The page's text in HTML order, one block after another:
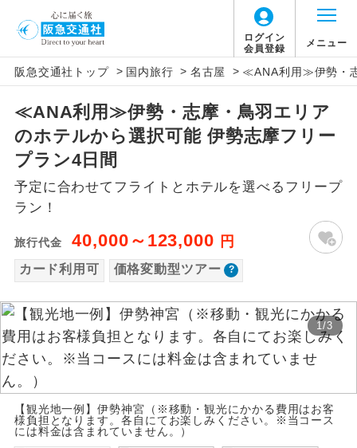
ログイン
会員登録
メニュー
阪急交通社トップ > 国内旅行 > 名古屋 > ≪ANA利用≫伊勢・
≪ANA利用≫伊勢・志摩・鳥羽エリア
のホテルから選択可能 伊勢志摩フリー
プラン4日間
予定に合わせてフライトとホテルを選べるフリープ
ラン！
旅行代金 40,000～123,000 円
カード利用可 価格変動型ツアー
1/3
【観光地一例】伊勢神宮（※移動・観光にかかる費用はお客
様負担となります。各自にてお楽しみください。※当コース
には料金は含まれていません。）
アイコン 説明
添乗員同行
往路出発空港（駅）から復路到着空港
（駅）まで同行します。
現地添乗員同
行
現地到着空港（駅）から最終日出発空港
（駅）まで添乗員が同行します。
バスガイド乗
務
バスガイドが乗務し、車内での観光案内
があります。
世界遺産
ユネスコに登録されている文化遺産や自
然遺産を訪ねるコースです。
温泉 温泉地にも宿泊するコースです。
「価格変動型ツアー」に関するご案内
価格変動型ツアーとは
航空会社が設定する「個人包括旅行運
賃」を利用したツアーです。
お申し込み時期・ご利用便の空席状況に
以下の注意事項をあらかじめご了承いただき
ますようお願いいたします。
お支払いについて
お支払いは、クレジットカード決済のみとな
ります。
お申し込みの最後にクレジットカード決済を
していただき、決済手続き完了をもちまし